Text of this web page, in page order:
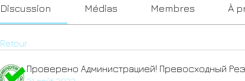
Discussion Médias Membres À
Retour
Проверено Администрацией! Превосходный